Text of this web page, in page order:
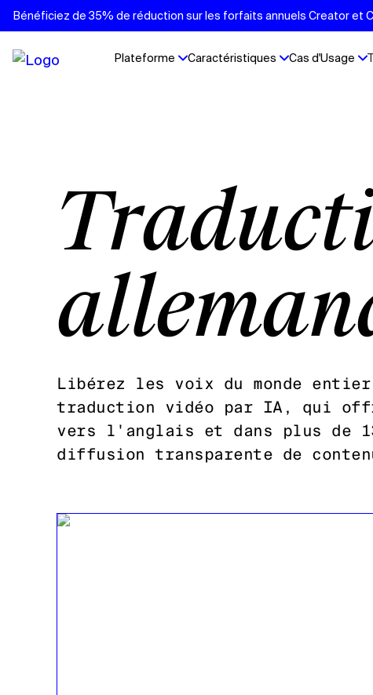
Bénéficiez de 35% de réduction sur les forfaits annuels Creator et
Plateforme Caractéristiques Cas d'Usage
Traduction de vidéos
Libérez les voix du monde
traduction vidéo par IA, qui
vers l'anglais et dans plus de
diffusion transparente de